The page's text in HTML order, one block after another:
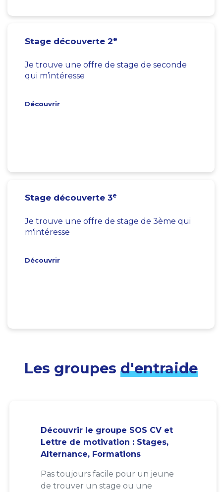
Stage découverte 2e
Je trouve une offre de stage de seconde
qui m’intéresse
Découvrir
Stage découverte 3e
Je trouve une offre de stage de 3ème qui
m'intéresse
Découvrir
Les groupes d'entraide
Découvrir le groupe SOS CV et
Lettre de motivation : Stages,
Alternance, Formations
Pas toujours facile pour un jeune
de trouver un stage ou une